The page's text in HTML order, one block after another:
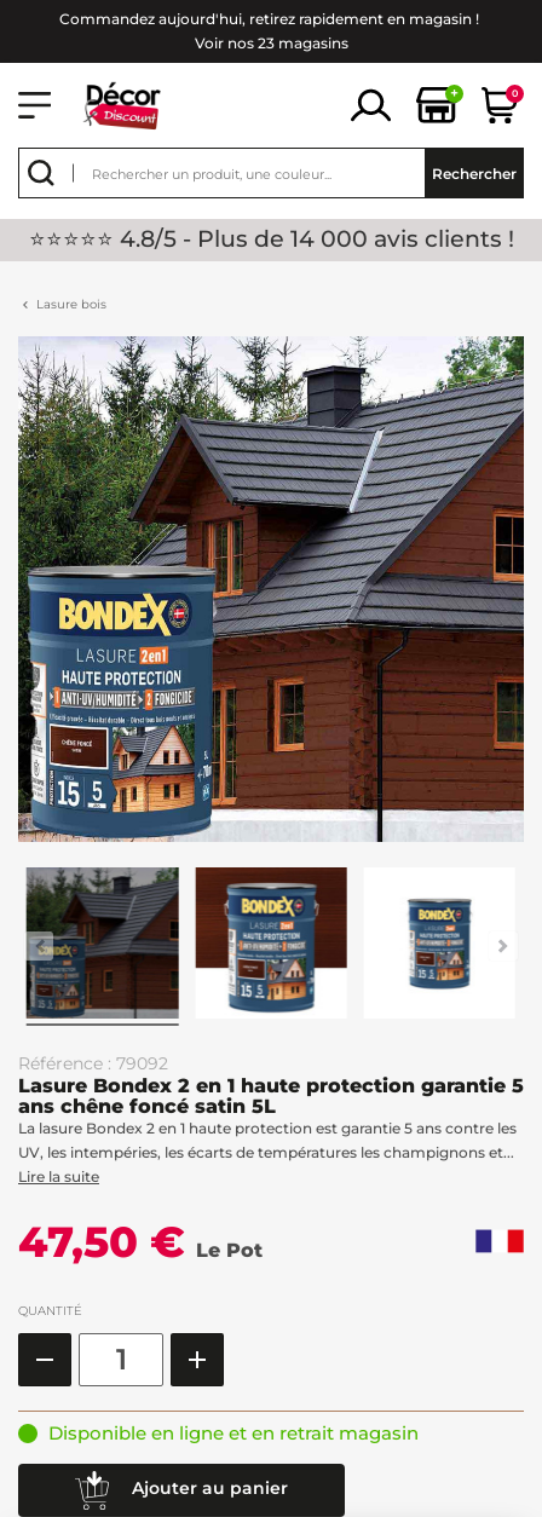
Commandez aujourd'hui, retirez rapidement en magasin !
Voir nos 23 magasins
+ 0
Rechercher
⭐⭐⭐⭐⭐ 4.8/5 - Plus de 14 000 avis clients !
Lasure bois
Référence : 79092
Lasure Bondex 2 en 1 haute protection garantie 5
ans chêne foncé satin 5L
La lasure Bondex 2 en 1 haute protection est garantie 5 ans contre les
UV, les intempéries, les écarts de températures les champignons et...
Lire la suite
47,50 € Le Pot
QUANTITÉ
Disponible en ligne et en retrait magasin
Ajouter au panier